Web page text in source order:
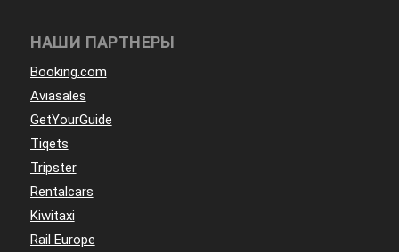
НАШИ ПАРТНЕРЫ
Booking.com
Aviasales
GetYourGuide
Tiqets
Tripster
Rentalcars
Kiwitaxi
Rail Europe